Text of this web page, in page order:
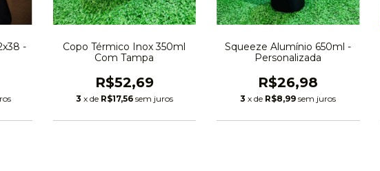
-
Copo Térmico Inox 350ml
Com Tampa
R$52,69
3 x de R$17,56 sem juros
Squeeze Alumínio 650ml -
Personalizada
R$26,98
3 x de R$8,99 sem juros